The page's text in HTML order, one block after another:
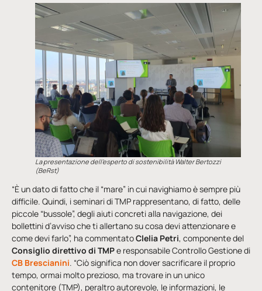
La presentazione dell’esperto di sostenibilità Walter Bertozzi
(BeRst)
“È un dato di fatto che il “mare” in cui navighiamo è sempre più
difficile. Quindi, i seminari di TMP rappresentano, di fatto, delle
piccole “bussole”, degli aiuti concreti alla navigazione, dei
bollettini d’avviso che ti allertano su cosa devi attenzionare e
come devi farlo”, ha commentatoClelia Petri, componente del
Consiglio direttivo di TMPe responsabile Controllo Gestione di
CB Brescianini. “Ciò significa non dover sacrificare il proprio
tempo, ormai molto prezioso, ma trovare in un unico
contenitore (TMP), peraltro autorevole, le informazioni, le